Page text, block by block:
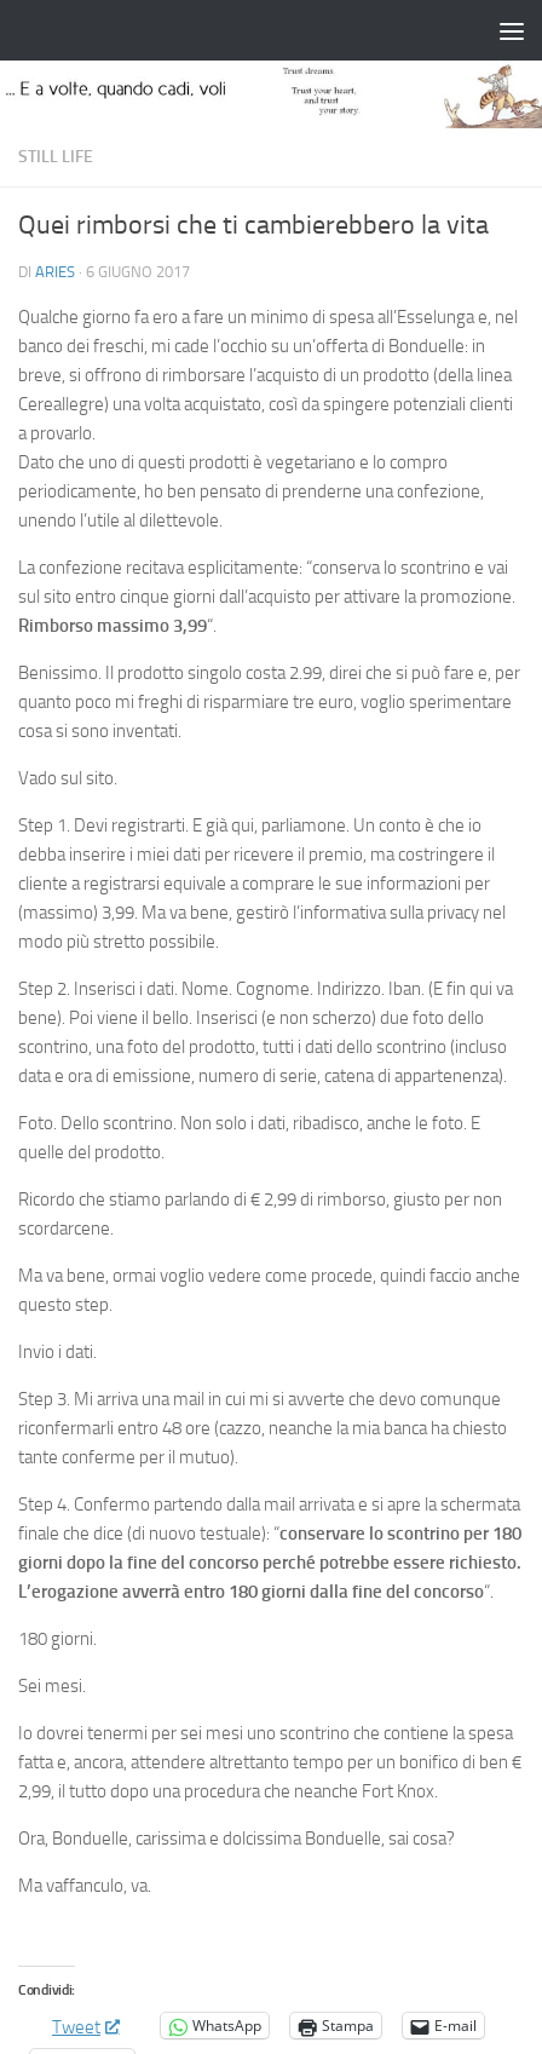
STILL LIFE
Quei rimborsi che ti cambierebbero la vita
DI ARIES · 6 GIUGNO 2017
Qualche giorno fa ero a fare un minimo di spesa all’Esselunga e, nel
banco dei freschi, mi cade l’occhio su un’offerta di Bonduelle: in
breve, si offrono di rimborsare l’acquisto di un prodotto (della linea
Cereallegre) una volta acquistato, così da spingere potenziali clienti
a provarlo.
Dato che uno di questi prodotti è vegetariano e lo compro
periodicamente, ho ben pensato di prenderne una confezione,
unendo l’utile al dilettevole.
La confezione recitava esplicitamente: “conserva lo scontrino e vai
sul sito entro cinque giorni dall’acquisto per attivare la promozione.
Rimborso massimo 3,99“.
Benissimo. Il prodotto singolo costa 2.99, direi che si può fare e, per
quanto poco mi freghi di risparmiare tre euro, voglio sperimentare
cosa si sono inventati.
Vado sul sito.
Step 1. Devi registrarti. E già qui, parliamone. Un conto è che io
debba inserire i miei dati per ricevere il premio, ma costringere il
cliente a registrarsi equivale a comprare le sue informazioni per
(massimo) 3,99. Ma va bene, gestirò l’informativa sulla privacy nel
modo più stretto possibile.
Step 2. Inserisci i dati. Nome. Cognome. Indirizzo. Iban. (E fin qui va
bene). Poi viene il bello. Inserisci (e non scherzo) due foto dello
scontrino, una foto del prodotto, tutti i dati dello scontrino (incluso
data e ora di emissione, numero di serie, catena di appartenenza).
Foto. Dello scontrino. Non solo i dati, ribadisco, anche le foto. E
quelle del prodotto.
Ricordo che stiamo parlando di € 2,99 di rimborso, giusto per non
scordarcene.
Ma va bene, ormai voglio vedere come procede, quindi faccio anche
questo step.
Invio i dati.
Step 3. Mi arriva una mail in cui mi si avverte che devo comunque
riconfermarli entro 48 ore (cazzo, neanche la mia banca ha chiesto
tante conferme per il mutuo).
Step 4. Confermo partendo dalla mail arrivata e si apre la schermata
finale che dice (di nuovo testuale): “conservare lo scontrino per 180
giorni dopo la fine del concorso perché potrebbe essere richiesto.
L’erogazione avverrà entro 180 giorni dalla fine del concorso“.
180 giorni.
Sei mesi.
Io dovrei tenermi per sei mesi uno scontrino che contiene la spesa
fatta e, ancora, attendere altrettanto tempo per un bonifico di ben €
2,99, il tutto dopo una procedura che neanche Fort Knox.
Ora, Bonduelle, carissima e dolcissima Bonduelle, sai cosa?
Ma vaffanculo, va.
Condividi:
Tweet WhatsApp Stampa
E-mail